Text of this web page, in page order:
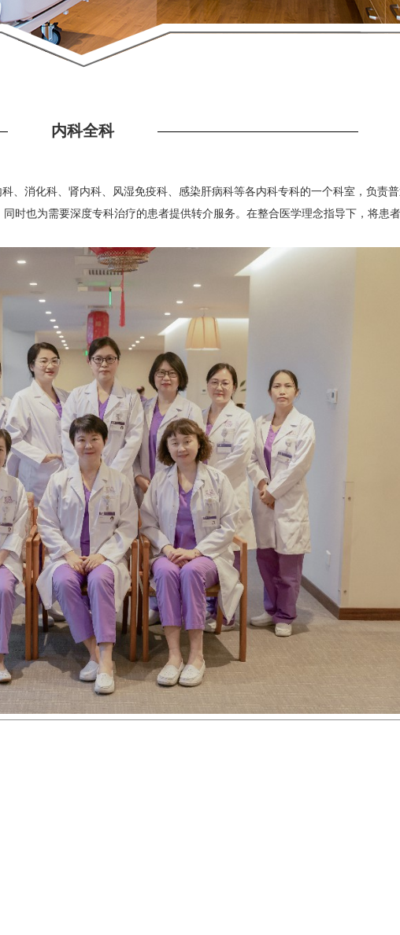
内科全科
、消化科、肾内科、风湿免疫科、感染肝病科等各内科专科的一个科室，负责
时也为需要深度专科治疗的患者提供转介服务。在整合医学理念指导下，将患